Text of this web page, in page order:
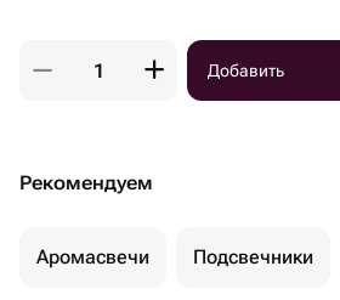
Добавить
Рекомендуем
Аромасвечи Подсвечники